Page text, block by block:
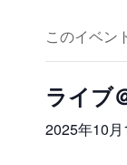
このイベン
ライブ
2025年10月